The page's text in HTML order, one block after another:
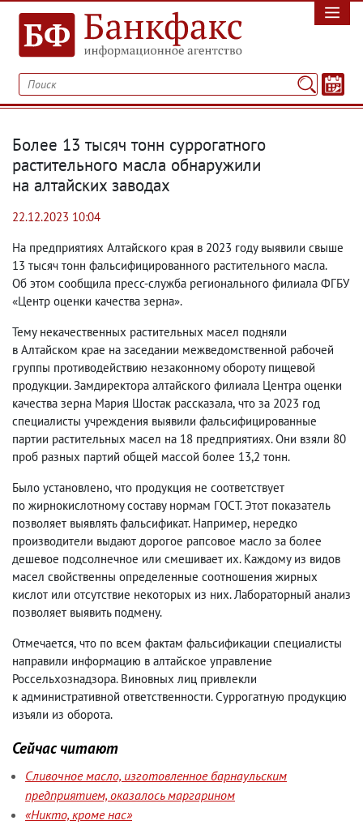
Более 13 тысяч тонн суррогатного
растительного масла обнаружили
на алтайских заводах
22.12.2023 10:04
На предприятиях Алтайского края в 2023 году выявили свыше
13 тысяч тонн фальсифицированного растительного масла.
Об этом сообщила пресс-служба регионального филиала ФГБУ
«Центр оценки качества зерна».
Тему некачественных растительных масел подняли
в Алтайском крае на заседании межведомственной рабочей
группы противодействию незаконному обороту пищевой
продукции. Замдиректора алтайского филиала Центра оценки
качества зерна Мария Шостак рассказала, что за 2023 год
специалисты учреждения выявили фальсифицированные
партии растительных масел на 18 предприятиях. Они взяли 80
проб разных партий общей массой более 13,2 тонн.
Было установлено, что продукция не соответствует
по жирнокислотному составу нормам ГОСТ. Этот показатель
позволяет выявлять фальсификат. Например, нередко
производители выдают дорогое рапсовое масло за более
дешевое подсолнечное или смешивает их. Каждому из видов
масел свойственны определенные соотношения жирных
кислот или отсутствие некоторых из них. Лабораторный анализ
позволяет выявить подмену.
Отмечается, что по всем фактам фальсификации специалисты
направили информацию в алтайское управление
Россельхознадзора. Виновных лиц привлекли
к административной ответственности. Суррогатную продукцию
изъяли из оборота.
Сейчас читают
Сливочное масло, изготовленное барнаульским
предприятием, оказалось маргарином
«Никто, кроме нас»